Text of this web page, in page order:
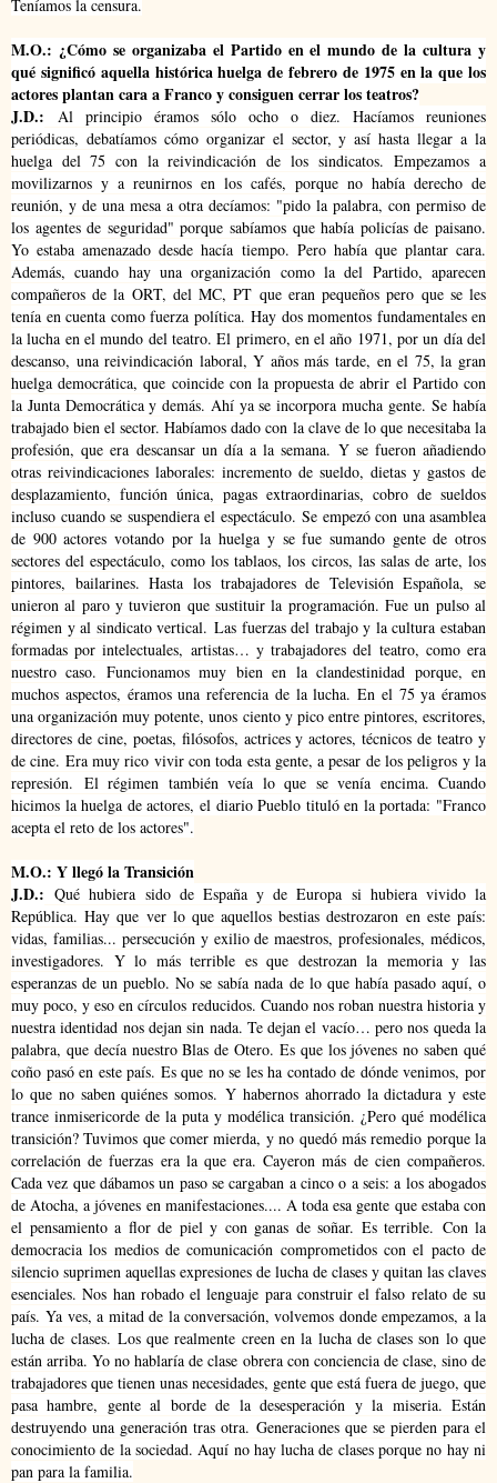
Teníamos la censura.
M.O.: ¿Cómo se organizaba el Partido en el mundo de la cultura y
qué significó aquella histórica huelga de febrero de 1975 en la que los
actores plantan cara a Franco y consiguen cerrar los teatros?
J.D.: Al principio éramos sólo ocho o diez. Hacíamos reuniones
periódicas, debatíamos cómo organizar el sector, y así hasta llegar a la
huelga del 75 con la reivindicación de los sindicatos.Empezamos a
movilizarnos y a reunirnos en los cafés, porque no había derecho de
reunión, y de una mesa a otra decíamos: "pido la palabra, con permiso de
los agentes de seguridad" porque sabíamos que había policías de paisano.
Yo estaba amenazado desde hacía tiempo. Pero había que plantar cara.
Además, cuando hay una organización como la del Partido, aparecen
compañeros de la ORT, del MC, PT que eran pequeños pero que se les
tenía en cuenta como fuerza política. Hay dos momentos fundamentales en
la lucha en el mundo del teatro. El primero, en el año 1971, por un día del
descanso, una reivindicación laboral, Y años más tarde, en el 75, la gran
huelga democrática, que coincide con la propuesta de abrir el Partido con
la Junta Democrática y demás. Ahí ya se incorpora mucha gente.Se había
trabajado bien el sector. Habíamos dado con la clave de lo que necesitaba la
profesión, que era descansar un día a la semana. Y se fueron añadiendo
otras reivindicaciones laborales: incremento de sueldo, dietas y gastos de
desplazamiento, función única, pagas extraordinarias, cobro de sueldos
incluso cuando se suspendiera el espectáculo. Se empezó con una asamblea
de 900 actores votando por la huelga y se fue sumando gente de otros
sectores del espectáculo, como los tablaos, los circos, las salas de arte, los
pintores, bailarines. Hasta los trabajadores de Televisión Española, se
unieron al paro y tuvieron que sustituir la programación. Fue un pulso al
régimen y al sindicato vertical. Las fuerzas del trabajo y la cultura estaban
formadas por intelectuales, artistas… y trabajadores del teatro, como era
nuestro caso. Funcionamos muy bien en la clandestinidad porque, en
muchos aspectos, éramos una referencia de la lucha. En el 75 ya éramos
una organización muy potente, unos ciento y pico entre pintores, escritores,
directores de cine, poetas, filósofos, actrices y actores, técnicos de teatro y
de cine. Era muy rico vivir con toda esta gente, a pesar de los peligros y la
represión. El régimen también veía lo que se venía encima. Cuando
hicimos la huelga de actores, el diario Pueblo tituló en la portada: "Franco
acepta el reto de los actores".
M.O.: Y llegó la Transición
J.D.: Qué hubiera sido de España y de Europa si hubiera vivido la
República. Hay que ver lo que aquellos bestias destrozaron en este país:
vidas, familias... persecución y exilio de maestros, profesionales, médicos,
investigadores. Y lo más terrible es que destrozan la memoria y las
esperanzas de un pueblo. No se sabía nada de lo que había pasado aquí, o
muy poco, y eso en círculos reducidos. Cuando nos roban nuestra historia y
nuestra identidad nos dejan sin nada. Te dejan el vacío… pero nos queda la
palabra, que decía nuestro Blas de Otero. Es que los jóvenes no saben qué
coño pasó en este país. Es que no se les ha contado de dónde venimos, por
lo que no saben quiénes somos. Y habernos ahorrado la dictadura y este
trance inmisericorde de la puta y modélica transición. ¿Pero qué modélica
transición? Tuvimos que comer mierda, y no quedó más remedio porque la
correlación de fuerzas era la que era. Cayeron más de cien compañeros.
Cada vez que dábamos un paso se cargaban a cinco o a seis: a los abogados
de Atocha, a jóvenes en manifestaciones.... A toda esa gente que estaba con
el pensamiento a flor de piel y con ganas de soñar. Es terrible. Con la
democracia los medios de comunicación comprometidos con el pacto de
silencio suprimen aquellas expresiones de lucha de clases y quitan las claves
esenciales. Nos han robado el lenguaje para construir el falso relato de su
país.Ya ves, a mitad de la conversación, volvemos donde empezamos, a la
lucha de clases. Los que realmente creen en la lucha de clases son lo que
están arriba. Yo no hablaría de clase obrera con conciencia de clase, sino de
trabajadores que tienen unas necesidades, gente que está fuera de juego, que
pasa hambre, gente al borde de la desesperación y la miseria. Están
destruyendo una generación tras otra. Generaciones que se pierden para el
conocimiento de la sociedad. Aquí no hay lucha de clases porque no hay ni
pan para la familia.